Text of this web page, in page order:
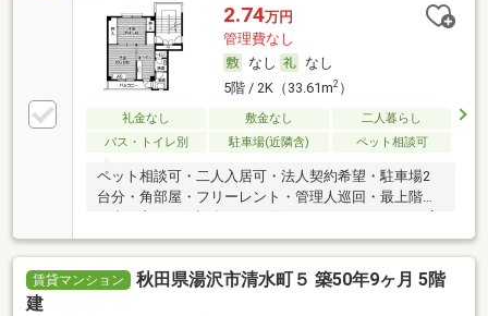
2.74万円
管理費なし
なし
なし
5階 / 2K（33.61m2）
礼金なし 敷金なし
二人暮らし
バス・トイレ別
駐車場(近隣含) ペット相談可
ペット相談可・二人入居可・法人契約希望・駐車場2
台分・角部屋・フリーレント・管理人巡回・最上階・
齢者相談
賃貸マンション
秋田県湯沢市清水町５ 築50年9ヶ月 5階
建